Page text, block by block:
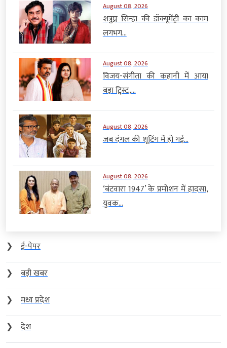
August 08, 2026
शत्रुघ्न सिन्हा की डॉक्यूमेंट्री का काम
लगभग...
August 08, 2026
विजय-संगीता की कहानी में आया
बड़ा ट्विस्ट,...
August 08, 2026
जब दंगल की शूटिंग में हो गई...
August 08, 2026
‘बंटवारा 1947’ के प्रमोशन में हादसा,
युवक...
❯
ई-पेपर
❯
बड़ी खबर
❯
मध्य प्रदेश
❯
देश